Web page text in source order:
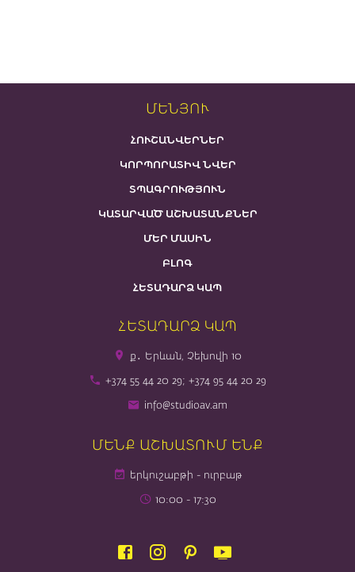
ՄԵՆՅՈՒ
ՀՈՒՇԱՆՎԵՐՆԵՐ
ԿՈՐՊՈՐԱՏԻՎ ՆՎԵՐ
ՏՊԱԳՐՈՒԹՅՈՒՆ
ԿԱՏԱՐՎԱԾ ԱՇԽԱՏԱՆՔՆԵՐ
ՄԵՐ ՄԱՍԻՆ
ԲԼՈԳ
ՀԵՏԱԴԱՐՁ ԿԱՊ
ՀԵՏԱԴԱՐՁ ԿԱՊ
ք․ Երևան, Չեխովի 10
+374 55 44 20 29; +374 95 44 20 29
info@studioav.am
ՄԵՆՔ ԱՇԽԱՏՈՒՄ ԵՆՔ
երկուշաբթի - ուրբաթ
10։00 - 17։30